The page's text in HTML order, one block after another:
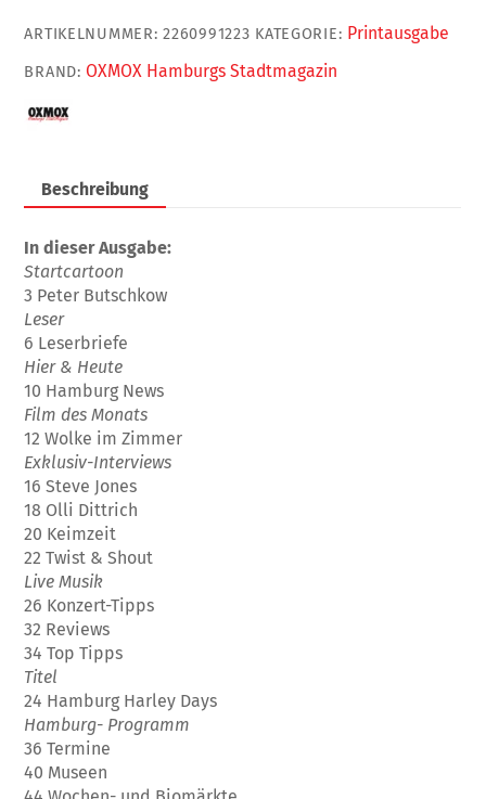
ARTIKELNUMMER:2260991223 KATEGORIE: Printausgabe
BRAND: OXMOX Hamburgs Stadtmagazin
Beschreibung
In dieser Ausgabe:
Startcartoon
3 Peter Butschkow
Leser
6 Leserbriefe
Hier & Heute
10 Hamburg News
Film des Monats
12 Wolke im Zimmer
Exklusiv-Interviews
16 Steve Jones
18 Olli Dittrich
20 Keimzeit
22 Twist & Shout
Live Musik
26 Konzert-Tipps
32 Reviews
34 Top Tipps
Titel
24 Hamburg Harley Days
Hamburg- Programm
36 Termine
40 Museen